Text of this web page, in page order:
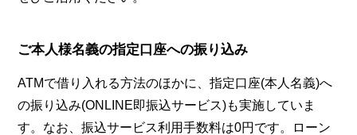
ご本人様名義の指定口座への振り込み
ATMで借り入れる方法のほかに、指定口座(本人名義)へ
の振り込み(ONLINE即振込サービス)も実施していま
す。なお、振込サービス利用手数料は0円です。ローン